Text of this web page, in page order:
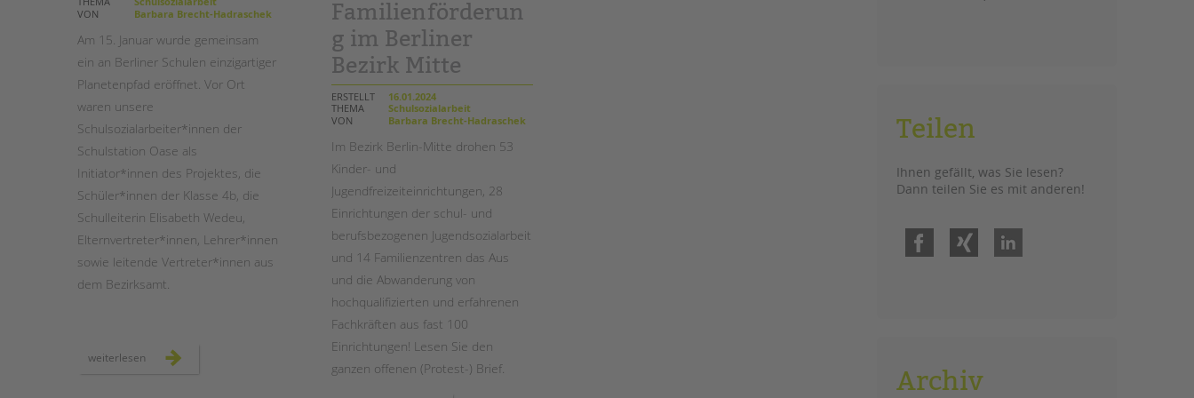
STADTTEILARBEIT
VON
Barbara Brecht-Hadraschek
Am 15. Januar wurde gemeinsam
ein an Berliner Schulen einzigartiger
Planetenpfad eröffnet. ­Vor Ort
waren unsere
Schulsozialarbeiter*innen der
Schulstation Oase als
Initiator*innen des Projektes, die
Schüler*innen der Klasse 4b, die
Schulleiterin Elisabeth Wedeu,
Elternvertreter*innen, Lehrer*innen
sowie leitende Vertreter*innen aus
dem Bezirksamt.
weiterlesen einweihung
Familienförderun
g im Berliner
Bezirk Mitte
ERSTELLT
16.01.2024
THEMA
Schulsozialarbeit
VON
Barbara Brecht-Hadraschek
Im Bezirk Berlin-Mitte drohen 53
Kinder- und
Jugendfreizeiteinrichtungen, 28
Einrichtungen der schul- und
berufsbezogenen Jugendsozialarbeit
und 14 Familienzentren das Aus
und die Abwanderung von
hochqualifizierten und erfahrenen
Fachkräften aus fast 100
Einrichtungen! Lesen Sie den
ganzen offenen (Protest-) Brief.
Teilen
Ihnen gefällt, was Sie lesen?
Dann teilen Sie es mit anderen!
Facebook
Archiv